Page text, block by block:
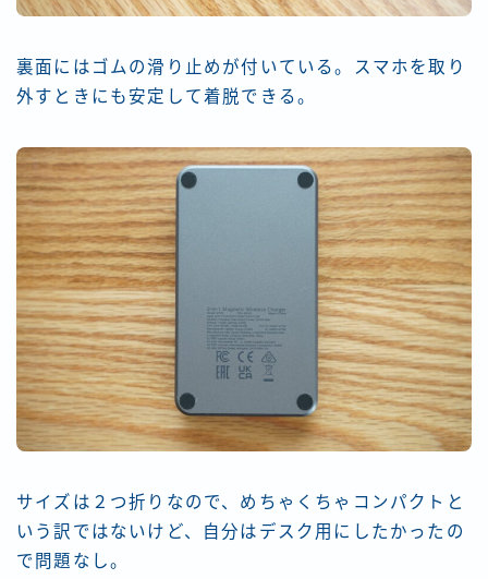
裏面にはゴムの滑り止めが付いている。スマホを取り
外すときにも安定して着脱できる。
サイズは２つ折りなので、めちゃくちゃコンパクトと
いう訳ではないけど、自分はデスク用にしたかったの
で問題なし。